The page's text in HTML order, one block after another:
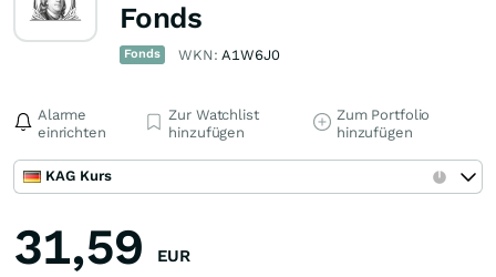
Fonds
Fonds WKN:A1W6J0
Alarme
einrichten
Zur Watchlist
hinzufügen
Zum Portfolio
hinzufügen
KAG Kurs
31,59 EUR